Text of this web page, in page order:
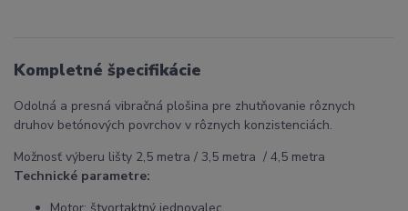
Kompletné špecifikácie
Odolná a presná vibračná plošina pre zhutňovanie rôznych
druhov betónových povrchov v rôznych konzistenciách.
Možnosť výberu lišty 2,5 metra / 3,5 metra / 4,5 metra
Technické parametre: